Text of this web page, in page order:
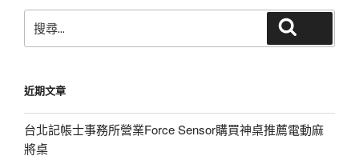
尋
字:
近期文章
台北記帳士事務所營業Force Sensor購買神桌推薦電動麻
將桌